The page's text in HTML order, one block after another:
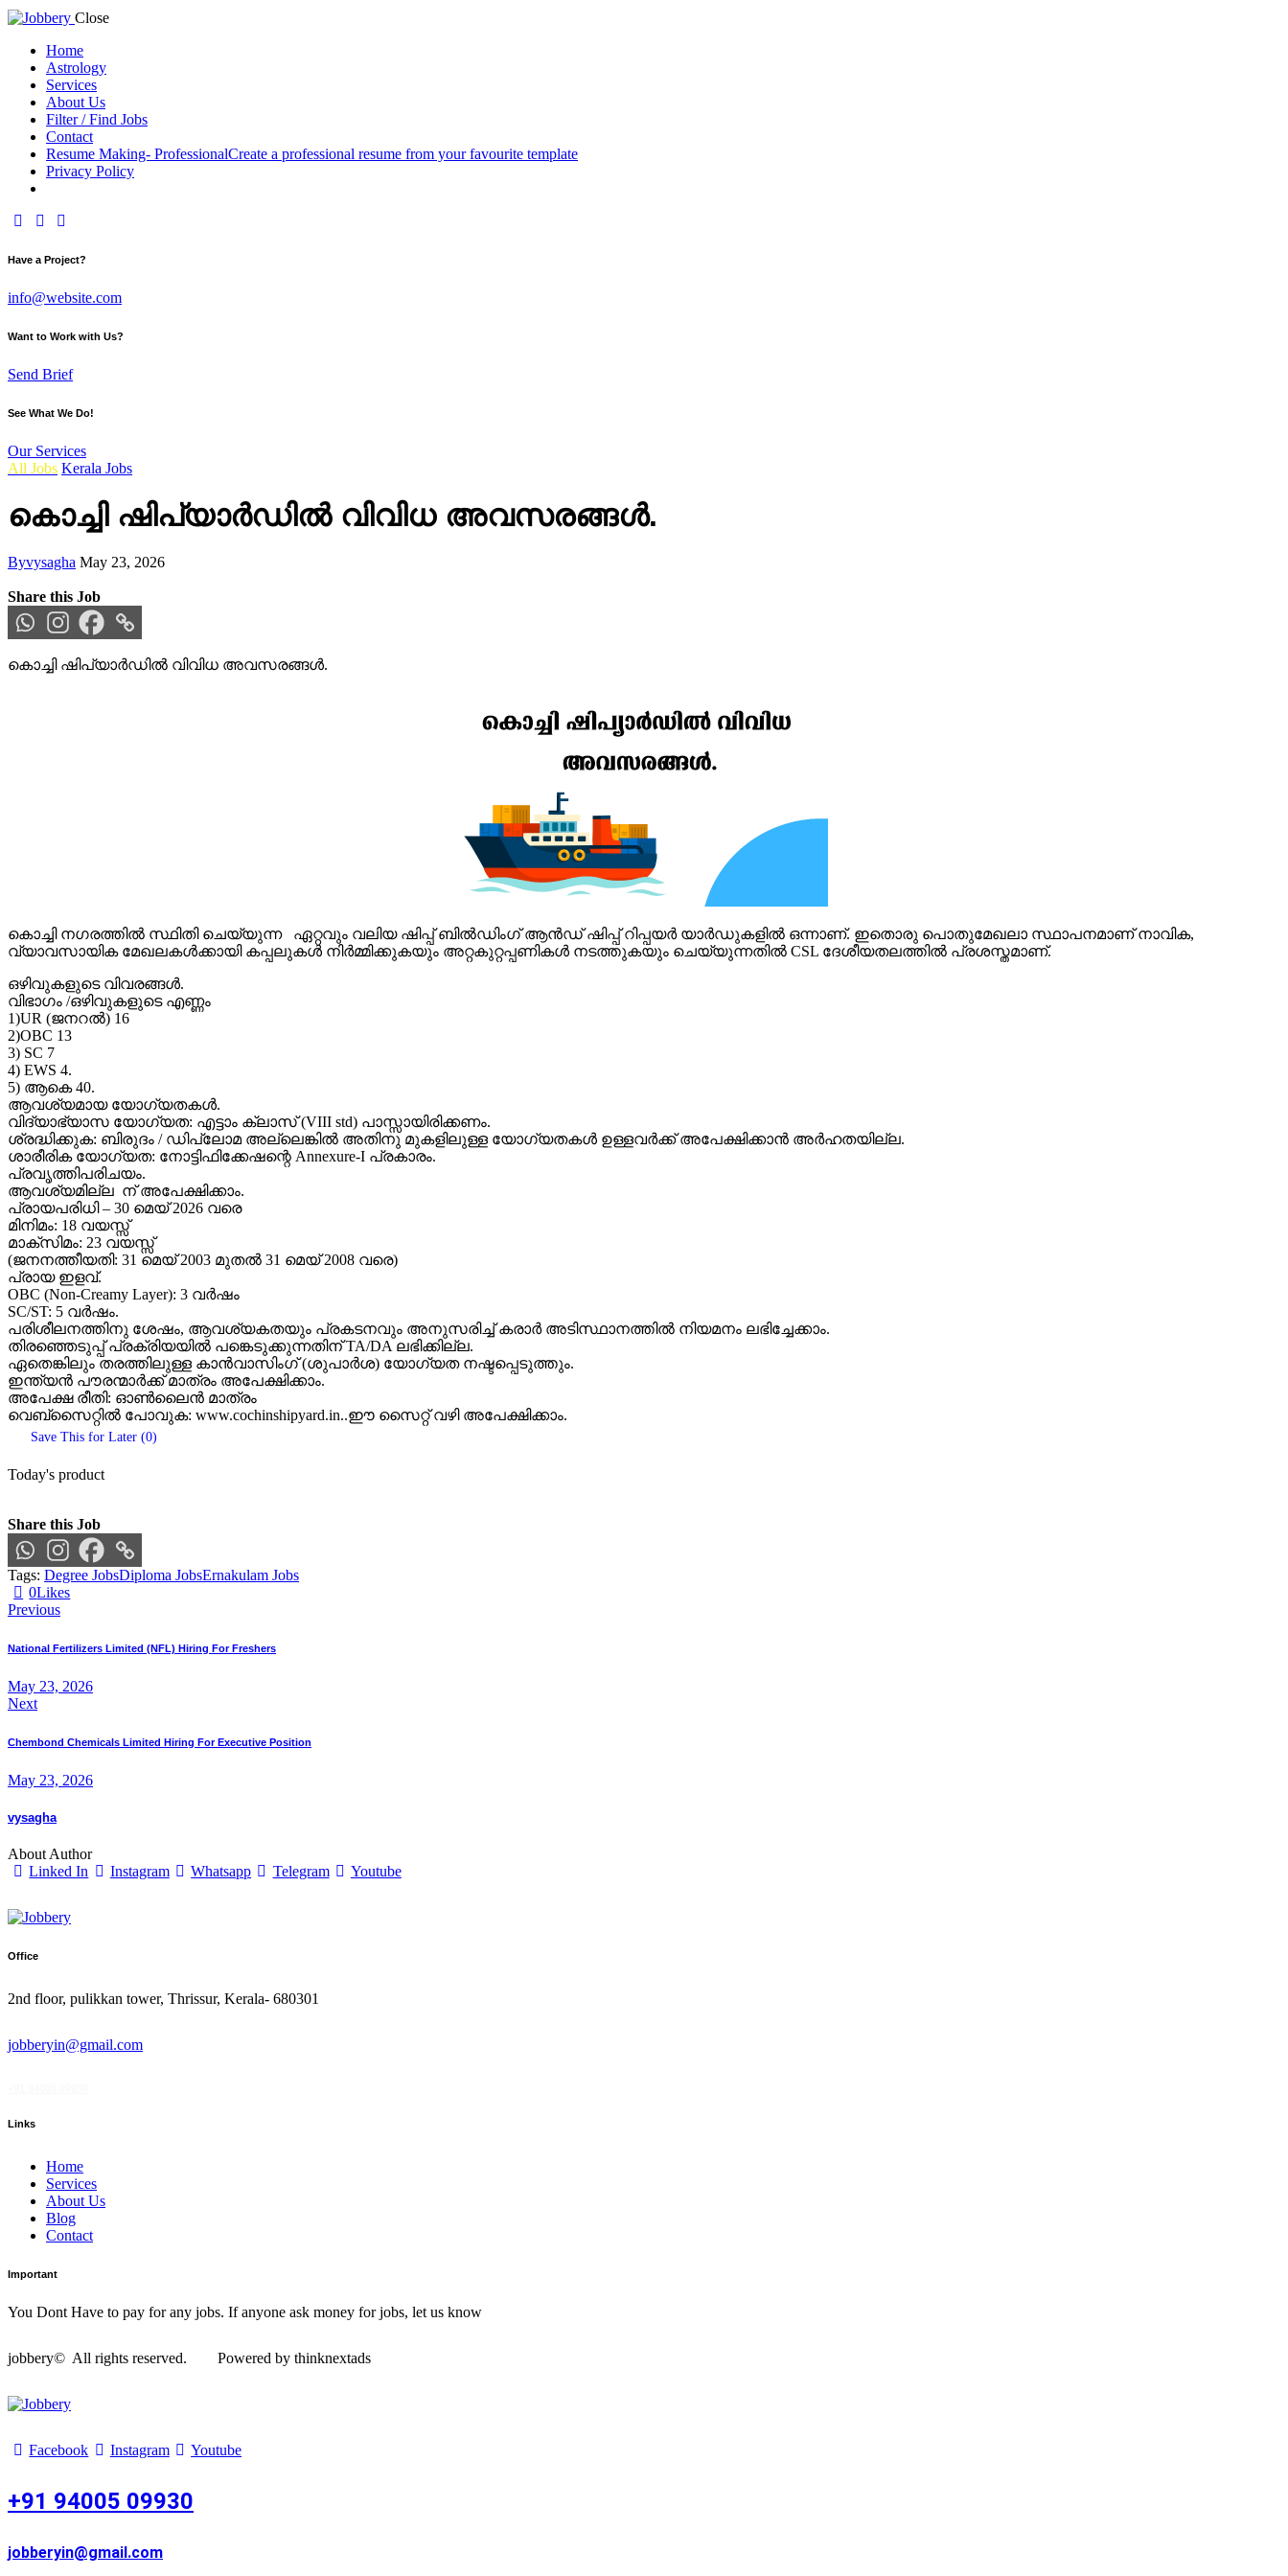
Close
Home
Astrology
Services
About Us
Filter / Find Jobs
Contact
Resume Making- ProfessionalCreate a professional resume from your favourite template
Privacy Policy
facebook-
instagramyoutube2
Have a Project?
info@website.com
Want to Work with Us?
Send Brief
See What We Do!
Our Services
All Jobs Kerala Jobs
കൊച്ചി ഷിപ്യാർഡിൽ വിവിധ അവസരങ്ങൾ.
Byvysagha May 23, 2026
Share this Job
കൊച്ചി ഷിപ്യാർഡിൽ വിവിധ അവസരങ്ങൾ.
കൊച്ചി നഗരത്തിൽ സ്ഥിതി ചെയ്യുന്ന ഏറ്റവും വലിയ ഷിപ്പ് ബിൽഡിംഗ് ആൻഡ് ഷിപ്പ് റിപ്പയർ യാർഡുകളിൽ ഒന്നാണ്. ഇതൊരു പൊതുമേഖലാ സ്ഥാപനമാണ് നാവിക,
വ്യാവസായിക മേഖലകൾക്കായി കപ്പലുകൾ നിർമ്മിക്കുകയും അറ്റകുറ്റപ്പണികൾ നടത്തുകയും ചെയ്യുന്നതിൽ CSL ദേശീയതലത്തിൽ പ്രശസ്തമാണ്.
ഒഴിവുകളുടെ വിവരങ്ങൾ.
വിഭാഗം /ഒഴിവുകളുടെ എണ്ണം
1)UR (ജനറൽ) 16
2)OBC 13
3) SC 7
4) EWS 4.
5) ആകെ 40.
ആവശ്യമായ യോഗ്യതകൾ.
വിദ്യാഭ്യാസ യോഗ്യത: എട്ടാം ക്ലാസ് (VIII std) പാസ്സായിരിക്കണം.
ശ്രദ്ധിക്കുക: ബിരുദം / ഡിപ്ലോമ അല്ലെങ്കിൽ അതിനു മുകളിലുള്ള യോഗ്യതകൾ ഉള്ളവർക്ക് അപേക്ഷിക്കാൻ അർഹതയില്ല.
ശാരീരിക യോഗ്യത: നോട്ടിഫിക്കേഷന്റെ Annexure-I പ്രകാരം.
പ്രവൃത്തിപരിചയം.
ആവശ്യമില്ല ന് അപേക്ഷിക്കാം.
പ്രായപരിധി – 30 മെയ് 2026 വരെ
മിനിമം: 18 വയസ്സ്
മാക്സിമം: 23 വയസ്സ്
(ജനനത്തീയതി: 31 മെയ് 2003 മുതൽ 31 മെയ് 2008 വരെ)
പ്രായ ഇളവ്.
OBC (Non-Creamy Layer): 3 വർഷം
SC/ST: 5 വർഷം.
പരിശീലനത്തിനു ശേഷം, ആവശ്യകതയും പ്രകടനവും അനുസരിച്ച് കരാർ അടിസ്ഥാനത്തിൽ നിയമനം ലഭിച്ചേക്കാം.
തിരഞ്ഞെടുപ്പ് പ്രക്രിയയിൽ പങ്കെടുക്കുന്നതിന് TA/DA ലഭിക്കില്ല.
ഏതെങ്കിലും തരത്തിലുള്ള കാൻവാസിംഗ് (ശുപാർശ) യോഗ്യത നഷ്ടപ്പെടുത്തും.
ഇന്ത്യൻ പൗരന്മാർക്ക് മാത്രം അപേക്ഷിക്കാം.
അപേക്ഷ രീതി: ഓൺലൈൻ മാത്രം
വെബ്സൈറ്റിൽ പോവുക: www.cochinshipyard.in..ഈ സൈറ്റ് വഴി അപേക്ഷിക്കാം.
Save This for Later (0)
Today's product
Share this Job
Tags: Degree JobsDiploma JobsErnakulam Jobs
0Likes
Post
navigation
Previous
National Fertilizers Limited (NFL) Hiring For Freshers
May 23, 2026
Next
Chembond Chemicals Limited Hiring For Executive Position
May 23, 2026
vysagha
About Author
Linked In
Instagram Whatsapp Telegram Youtube
Office
2nd floor, pulikkan tower, Thrissur, Kerala- 680301
jobberyin@gmail.com
Links
Home
Services
About Us
Blog
Contact
Important
You Dont Have to pay for any jobs. If anyone ask money for jobs, let us know
jobbery© All rights reserved. Powered by thinknextads
Facebook Instagram Youtube
+91 94005 09930
jobberyin@gmail.com